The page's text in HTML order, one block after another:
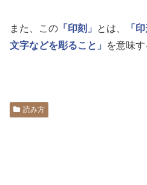
また、この 「印刻」 とは、
「
文字などを彫ること」
を意味す
読み方